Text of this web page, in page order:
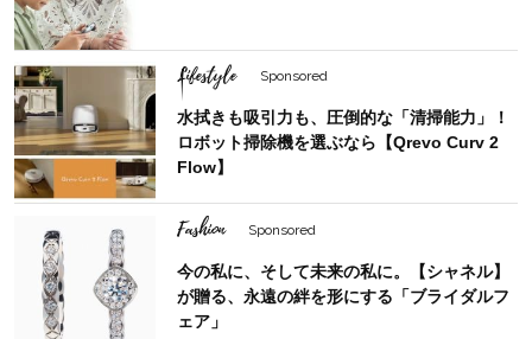
Lifestyle Sponsored
水拭きも吸引力も、圧倒的な「清掃能力」！
ロボット掃除機を選ぶなら【Qrevo Curv 2
Flow】
Fashion Sponsored
今の私に、そして未来の私に。【シャネル】
が贈る、永遠の絆を形にする「ブライダルフ
ェア」